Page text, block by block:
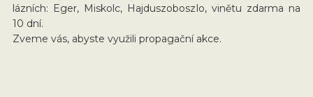
lázních: Eger, Miskolc, Hajduszoboszlo, vinětu zdarma na
10 dní.
Zveme vás, abyste využili propagační akce.